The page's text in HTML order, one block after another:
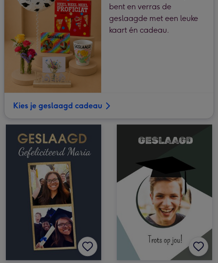
bent en verras de
geslaagde met een leuke
kaart én cadeau.
Kies je geslaagd cadeau